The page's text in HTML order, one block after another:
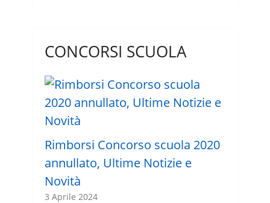
CONCORSI SCUOLA
Rimborsi Concorso scuola 2020
annullato, Ultime Notizie e
Novità
3 Aprile 2024